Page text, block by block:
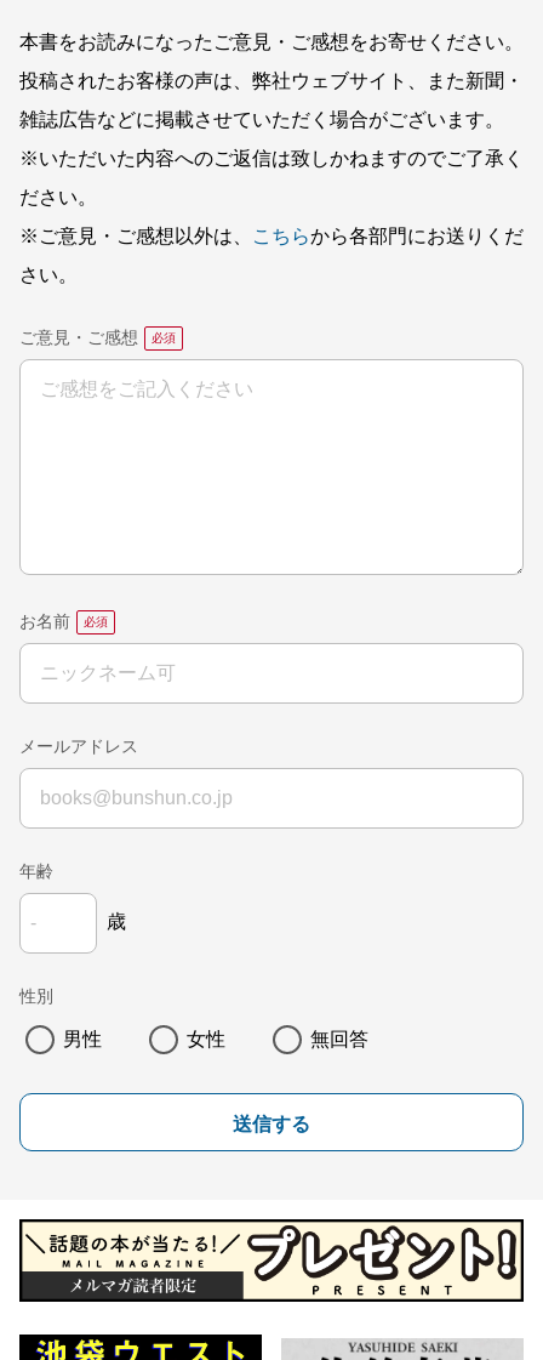
本書をお読みになったご意見・ご感想をお寄せください。
投稿されたお客様の声は、弊社ウェブサイト、また新聞・
雑誌広告などに掲載させていただく場合がございます。
※いただいた内容へのご返信は致しかねますのでご了承く
ださい。
※ご意見・ご感想以外は、
こちらから各部門にお送りくだ
さい。
ご意見・ご感想
お名前
メールアドレス
年齢
歳
性別
男性 女性 無回答
送信する